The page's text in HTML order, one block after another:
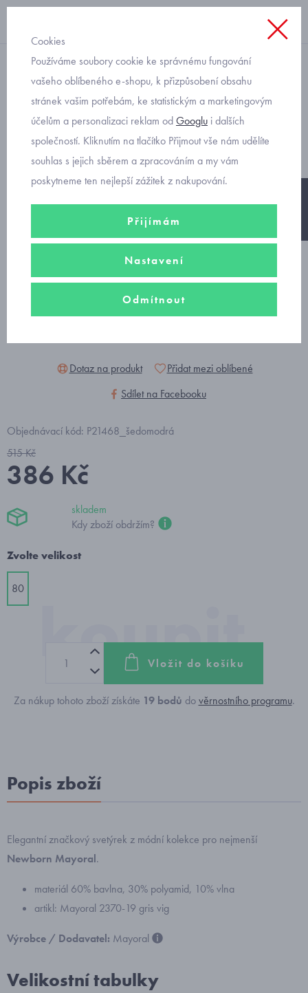
svetry
kojenecký pulovr svetřík
Mayoral 2370-19
Dotaz na produkt
Přidat mezi oblíbené
Sdílet na Facebooku
Objednávací kód: P21468_šedomodrá
515 Kč
386 Kč
skladem
Kdy zboží obdržím?
Zvolte velikost
80
Vložit do košíku
Za nákup tohoto zboží získáte 19bodů dověrnostního programu.
Popis zboží
Elegantní značkový svetýrek z módní kolekce pro nejmenší
Newborn Mayoral.
materiál 60% bavlna, 30% polyamid, 10% vlna
artikl: Mayoral 2370-19 gris vig
Výrobce / Dodavatel: Mayoral
Velikostní tabulky
Cookies
Používáme soubory cookie ke správnému fungování
vašeho oblíbeného e-shopu, k přizpůsobení obsahu
stránek vašim potřebám, ke statistickým a marketingovým
účelům a personalizaci reklam odGooglu i dalších
společností. Kliknutím na tlačítko Přijmout vše nám udělíte
souhlas s jejich sběrem a zpracováním a my vám
poskytneme ten nejlepší zážitek z nakupování.
Přijímám
Nastavení
Odmítnout